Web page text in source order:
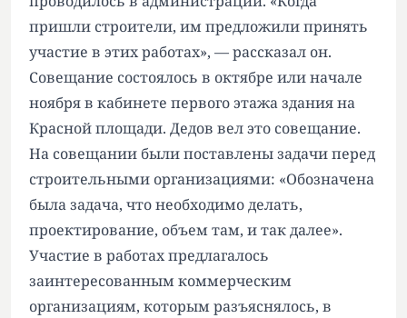
пришли строители, им предложили принять
участие в этих работах», — рассказал он.
Совещание состоялось в октябре или начале
ноября в кабинете первого этажа здания на
Красной площади. Дедов вел это совещание.
На совещании были поставлены задачи перед
строительными организациями: «Обозначена
была задача, что необходимо делать,
проектирование, объем там, и так далее».
Участие в работах предлагалось
заинтересованным коммерческим
организациям, которым разъяснялось, в